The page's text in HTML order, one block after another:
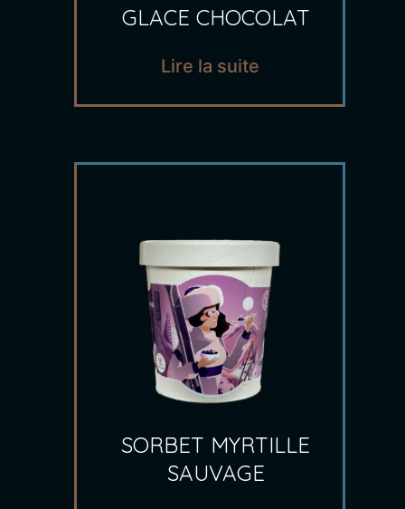
GLACE CHOCOLAT
Lire la suite
SORBET MYRTILLE
SAUVAGE